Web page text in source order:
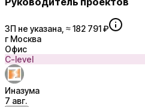
ЗП не указана, ≈ 182 791 ₽
г Москва
Офис
C-level
Иназума
7 авг.